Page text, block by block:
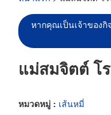
หากคุณเป็นเจ้าของ
แม่สมจิตต์ โ
หมวดหมู่ : เส้นหมี่